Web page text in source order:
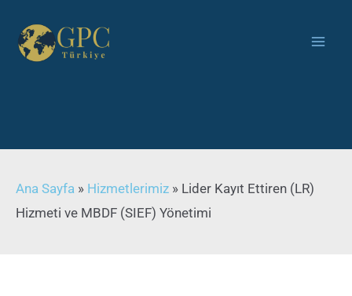
Ana Sayfa » Hizmetlerimiz » Lider Kayıt Ettiren (LR)
Hizmeti ve MBDF (SIEF) Yönetimi